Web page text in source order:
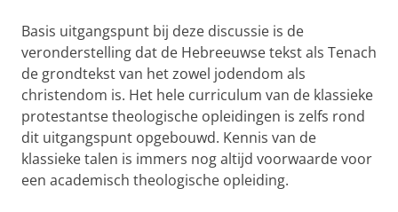
Basis uitgangspunt bij deze discussie is de
veronderstelling dat de Hebreeuwse tekst als Tenach
de grondtekst van het zowel jodendom als
christendom is. Het hele curriculum van de klassieke
protestantse theologische opleidingen is zelfs rond
dit uitgangspunt opgebouwd. Kennis van de
klassieke talen is immers nog altijd voorwaarde voor
een academisch theologische opleiding.